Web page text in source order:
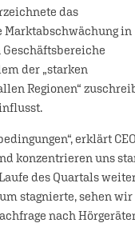
das
Marktabschwächung in
der „starken
Regionen“
erklärt CEO
konzentrieren uns
des Quartals
stagnierte, sehen wir
nach